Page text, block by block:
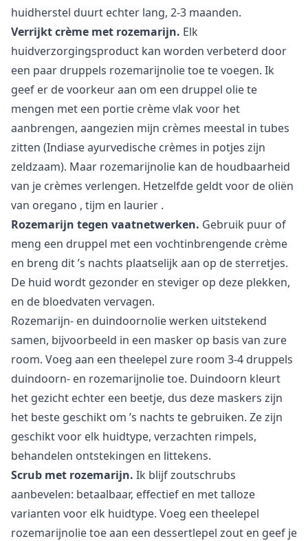
huidherstel duurt echter lang, 2-3 maanden.
Verrijkt crème met rozemarijn. Elk
huidverzorgingsproduct kan worden verbeterd door
een paar druppels rozemarijnolie toe te voegen. Ik
geef er de voorkeur aan om een druppel olie te
mengen met een portie crème vlak voor het
aanbrengen, aangezien mijn crèmes meestal in tubes
zitten (Indiase ayurvedische crèmes in potjes zijn
zeldzaam). Maar rozemarijnolie kan de houdbaarheid
van je crèmes verlengen. Hetzelfde geldt voor de oliën
van oregano , tijm en laurier .
Rozemarijn tegen vaatnetwerken. Gebruik puur of
meng een druppel met een vochtinbrengende crème
en breng dit ’s nachts plaatselijk aan op de sterretjes.
De huid wordt gezonder en steviger op deze plekken,
en de bloedvaten vervagen.
Rozemarijn- en duindoornolie werken uitstekend
samen, bijvoorbeeld in een masker op basis van zure
room. Voeg aan een theelepel zure room 3-4 druppels
duindoorn- en rozemarijnolie toe. Duindoorn kleurt
het gezicht echter een beetje, dus deze maskers zijn
het beste geschikt om ’s nachts te gebruiken. Ze zijn
geschikt voor elk huidtype, verzachten rimpels,
behandelen ontstekingen en littekens.
Scrub met rozemarijn. Ik blijf zoutschrubs
aanbevelen: betaalbaar, effectief en met talloze
varianten voor elk huidtype. Voeg een theelepel
rozemarijnolie toe aan een dessertlepel zout en geef je